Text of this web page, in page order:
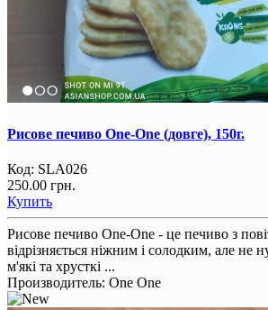
Рисове печиво One-One (довге), 150г.
Код: SLA026
250.00 грн.
Купить
Рисове печиво One-One - це печиво з
відрізняється ніжним і солодким, але не
м'які та хрусткі ...
Производитель: One One